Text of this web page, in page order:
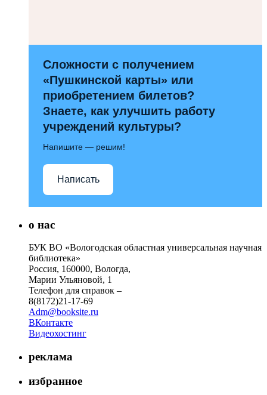
Сложности с получением
«Пушкинской карты» или
приобретением билетов?
Знаете, как улучшить работу
учреждений культуры?
Напишите — решим!
Написать
о нас
БУК ВО «Вологодская областная универсальная научная
библиотека»
Россия, 160000, Вологда,
Марии Ульяновой, 1
Телефон для справок –
8(8172)21-17-69
Adm@booksite.ru
ВКонтакте
Видеохостинг
реклама
избранное